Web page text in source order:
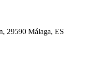
29590 Málaga, ES